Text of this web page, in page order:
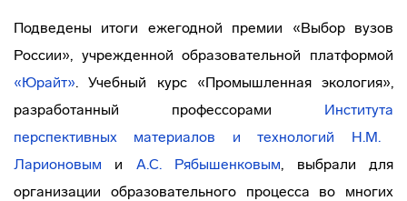
Подведены итоги ежегодной премии «Выбор вузов
России», учрежденной образовательной платформой
«Юрайт». Учебный курс «Промышленная экология»,
разработанный профессорами Института
перспективных материалов и технологий
Н.М.
Ларионовым и А.С. Рябышенковым, выбрали для
организации образовательного процесса во многих